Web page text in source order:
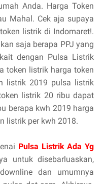
Anda. Harga Token
Mahal. Cek aja supaya
listrik di Indomaret!.
saja berapa PPJ yang
dengan Pulsa Listrik
token listrik harga token
listrik 2019 pulsa listrik
listrik 20 ribu dapat
berapa kwh 2019 harga
listrik per kwh 2018.
Pulsa Listrik Ada Yg
untuk disebarluaskan,
dan umumnya